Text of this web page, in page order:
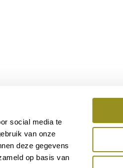
social media te
van onze
deze gegevens
op basis van